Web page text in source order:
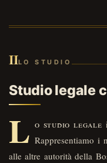
IILO STUDIO
Studio legale
L o studio legale
Rappresentiamo
alle altre autorità della